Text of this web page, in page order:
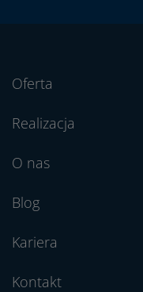
Oferta
Realizacja
O nas
Blog
Kariera
Kontakt